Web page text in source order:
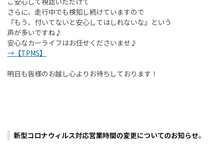
さらに、走行中でも検知し続けていますので
『もう、付いてないと安心してはしれないな』という
声が多いですね♪
安心なカーライフはお任せくださいませ♪
→【TPMS】
明日も皆様のお越し心よりお待ちしております！
新型コロナウィルス対応営業時間の変更についてのお知らせ。